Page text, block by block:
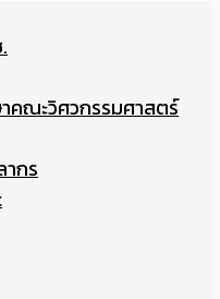
คณะวิศวกรรมศาสตร์
กร